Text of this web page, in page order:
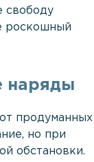
свободу
роскошный
наряды
продуманных
но при
обстановки.